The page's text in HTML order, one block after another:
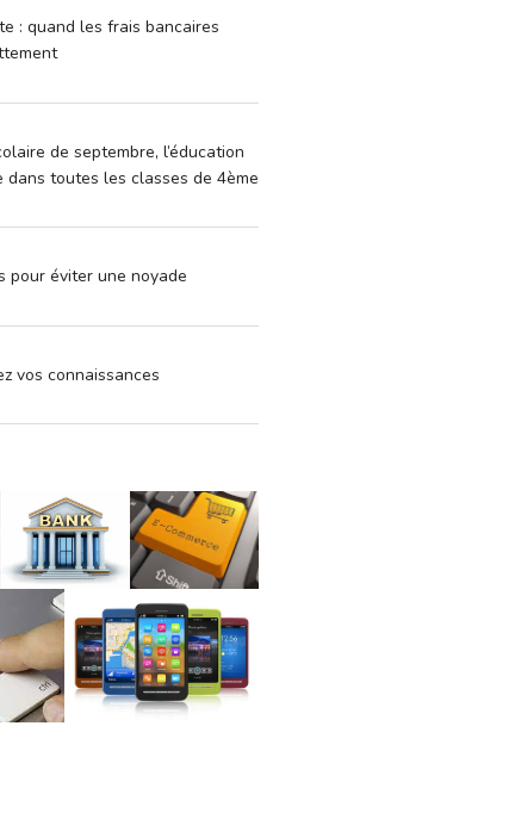
: quand les frais bancaires
de septembre, l’éducation
dans toutes les classes de 4ème
pour éviter une noyade
vos connaissances